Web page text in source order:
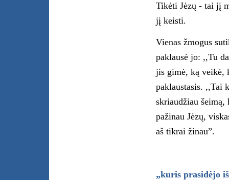
Tikėti Jėzų - tai jį
jį keisti.
Vienas žmogus
paklausė jo: ,,Tu
jis gimė, ką veikė,
paklaustasis. ,,Tai
skriaudžiau šeimą,
pažinau Jėzų,
aš tikrai žinau”.
„kuris prasidėjo